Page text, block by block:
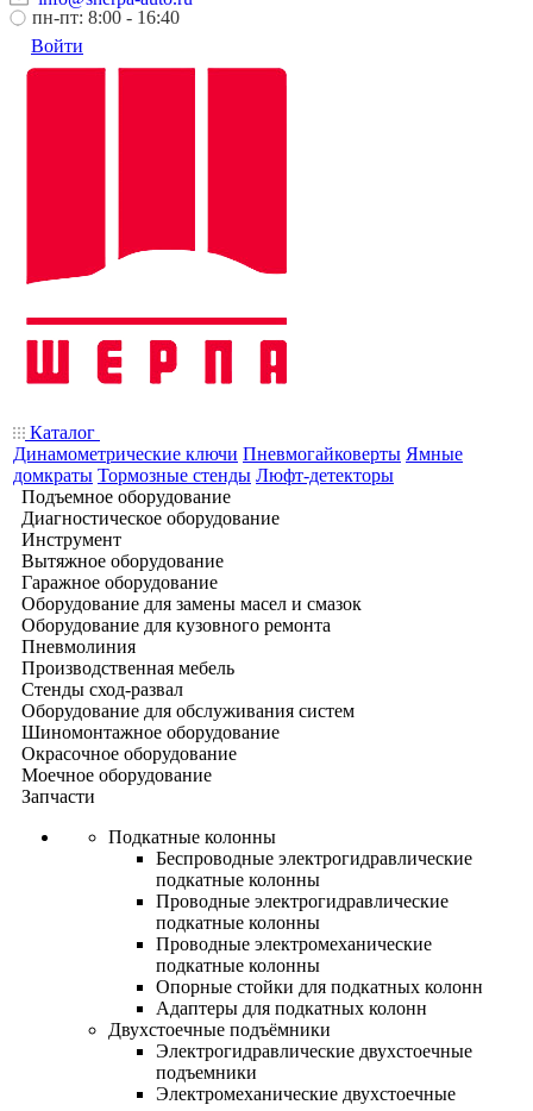
пн-пт: 8:00 - 16:40
Войти
Каталог
Динамометрические ключи Пневмогайковерты Ямные
домкраты Тормозные стенды Люфт-детекторы
Подъемное оборудование
Диагностическое оборудование
Инструмент
Вытяжное оборудование
Гаражное оборудование
Оборудование для замены масел и смазок
Оборудование для кузовного ремонта
Пневмолиния
Производственная мебель
Стенды сход-развал
Оборудование для обслуживания систем
Шиномонтажное оборудование
Окрасочное оборудование
Моечное оборудование
Запчасти
Подкатные колонны
Беспроводные электрогидравлические
подкатные колонны
Проводные электрогидравлические
подкатные колонны
Проводные электромеханические
подкатные колонны
Опорные стойки для подкатных колонн
Адаптеры для подкатных колонн
Двухстоечные подъёмники
Электрогидравлические двухстоечные
подъемники
Электромеханические двухстоечные